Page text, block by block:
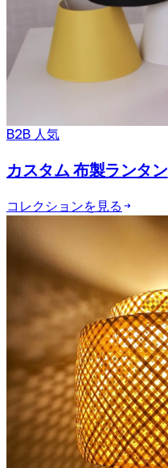
B2B 人気
カスタム 布製ランタン
コレクションを見る